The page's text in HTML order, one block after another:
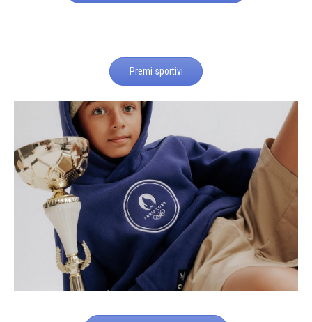
Premi sportivi